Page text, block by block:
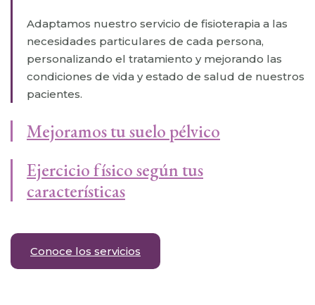
Adaptamos nuestro servicio de fisioterapia a las
necesidades particulares de cada persona,
personalizando el tratamiento y mejorando las
condiciones de vida y estado de salud de nuestros
pacientes.
Mejoramos tu suelo pélvico
Ejercicio físico según tus
características
Conoce los servicios